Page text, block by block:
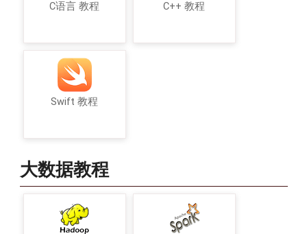
C语言 教程 C++ 教程
Swift 教程
大数据教程